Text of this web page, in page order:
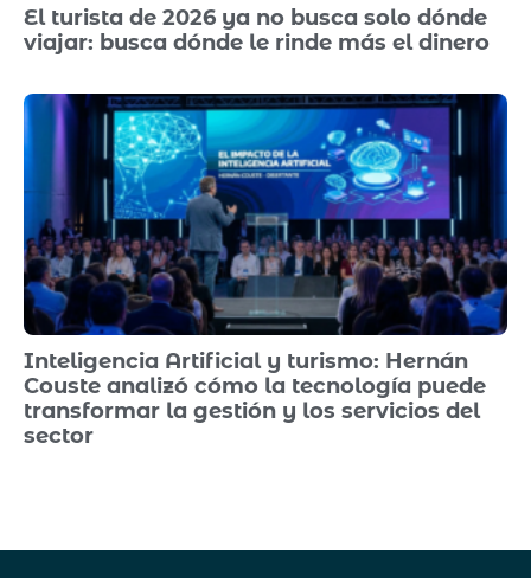
El turista de 2026 ya no busca solo dónde
viajar: busca dónde le rinde más el dinero
Inteligencia Artificial y turismo: Hernán
Couste analizó cómo la tecnología puede
transformar la gestión y los servicios del
sector